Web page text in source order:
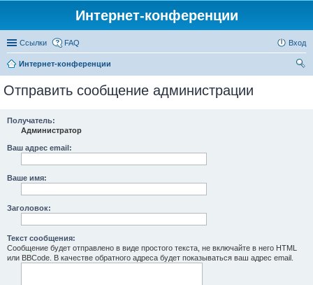
Интернет-конференции
Ссылки FAQ Вход
Интернет-конференции
Отправить сообщение администрации
Получатель:
Администратор
Ваш адрес email:
Ваше имя:
Заголовок:
Текст сообщения:
Сообщение будет отправлено в виде простого текста, не включайте в него HTML
или BBCode. В качестве обратного адреса будет показываться ваш адрес email.